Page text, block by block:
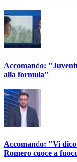
Accomando:
alla formula"
Accomando: "Vi
Romero cuoce a